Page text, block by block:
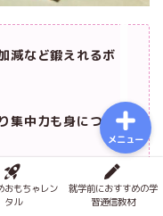
減など鍛えれるボ
集中力も身につき
おもちゃレン
タル
就学前におすすめの学
習通信教材
メニュー